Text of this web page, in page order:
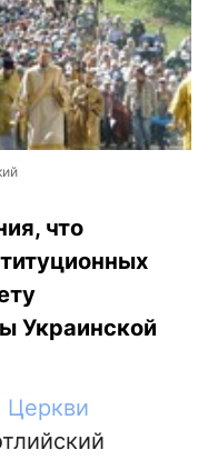
что
Украинской
Церкви